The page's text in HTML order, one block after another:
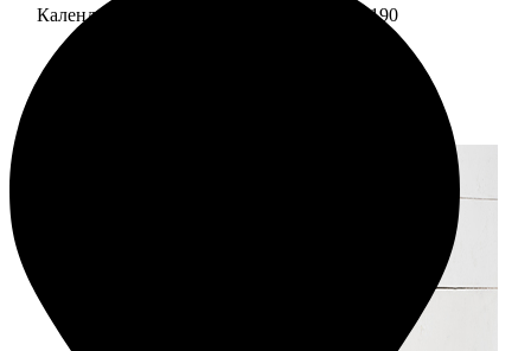
Календарь магнитный отрывной 15x20
1190